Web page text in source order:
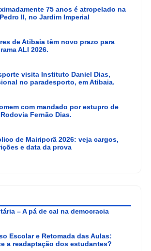
75 anos é atropelado na
II, no Jardim Imperial
de Atibaia têm novo prazo para
ALI 2026.
visita Instituto Daniel Dias,
no paradesporto, em Atibaia.
com mandado por estupro de
Fernão Dias.
de Mairiporã 2026: veja cargos,
e data da prova
– A pá de cal na democracia
Escolar e Retomada das Aulas:
a readaptação dos estudantes?